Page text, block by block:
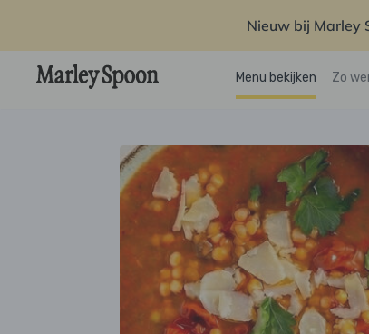
Nieuw bij Marley
Menu bekijken Zo